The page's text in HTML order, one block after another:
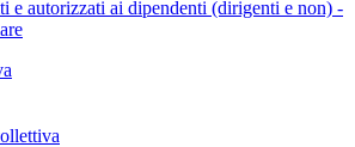
e autorizzati ai dipendenti (dirigenti e non) -